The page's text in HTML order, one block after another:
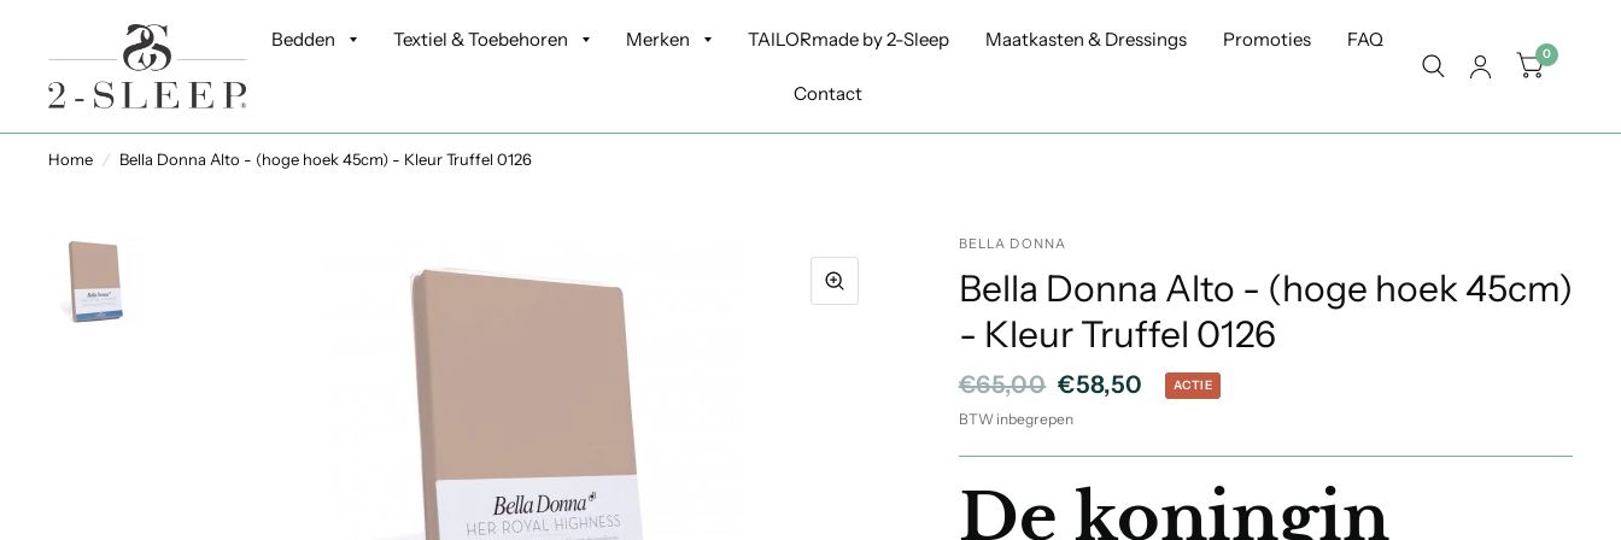
Bedden Textiel & Toebehoren Merken TAILORmade by 2-Sleep Maatkasten & Dressings Promoties FAQ
Contact
0
Home / Bella Donna Alto - (hoge hoek 45cm) - Kleur Truffel 0126
BELLA DONNA
Bella Donna Alto - (hoge hoek 45cm)
- Kleur Truffel 0126
€65,00 €58,50 ACTIE
BTW inbegrepen
De koningin